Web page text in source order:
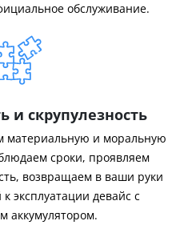
обслуживание.
и скрупулезность
материальную и моральную
сроки, проявляем
возвращаем в ваши руки
эксплуатации девайс с
аккумулятором.